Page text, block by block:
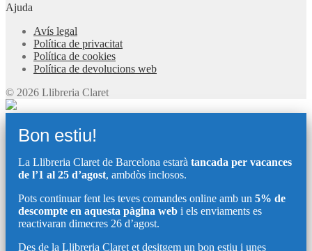
Ajuda
Avís legal
Política de privacitat
Política de cookies
Política de devolucions web
© 2026 Llibreria Claret
Bon estiu!
La Llibreria Claret de Barcelona estarà tancada per vacances
de l’1 al 25 d’agost, ambdòs inclosos.
Pots continuar fent les teves comandes online amb un 5% de
descompte en aquesta pàgina web i els enviaments es
reactivaran dimecres 26 d’agost.
Des de la Llibreria Claret et desitgem un bon estiu i unes